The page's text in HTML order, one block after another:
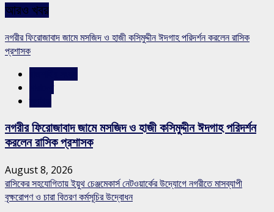
আরও খবর
নগরীর ফিরোজাবাদ জামে মসজিদ ও হাজী কসিমুদ্দীন ঈদগাহ পরিদর্শন করলেন রাসিক
প্রশাসক
নগরীর ফিরোজাবাদ জামে মসজিদ ও হাজী কসিমুদ্দীন ঈদগাহ পরিদর্শন
করলেন রাসিক প্রশাসক
August 8, 2026
রাসিকের সহযোগিতায় ইয়ুথ চেঞ্জমেকার্স নেটওয়ার্কের উদ্যোগে নগরীতে মাসব্যাপী
বৃক্ষরোপণ ও চারা বিতরণ কর্মসূচির উদ্বোধন